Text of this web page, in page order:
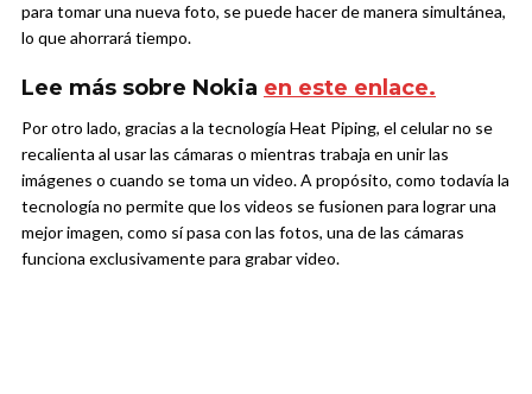
para tomar una nueva foto, se puede hacer de manera simultánea,
lo que ahorrará tiempo.
Lee más sobre Nokia en este enlace.
Por otro lado, gracias a la tecnología Heat Piping, el celular no se
recalienta al usar las cámaras o mientras trabaja en unir las
imágenes o cuando se toma un video. A propósito, como todavía la
tecnología no permite que los videos se fusionen para lograr una
mejor imagen, como sí pasa con las fotos, una de las cámaras
funciona exclusivamente para grabar video.